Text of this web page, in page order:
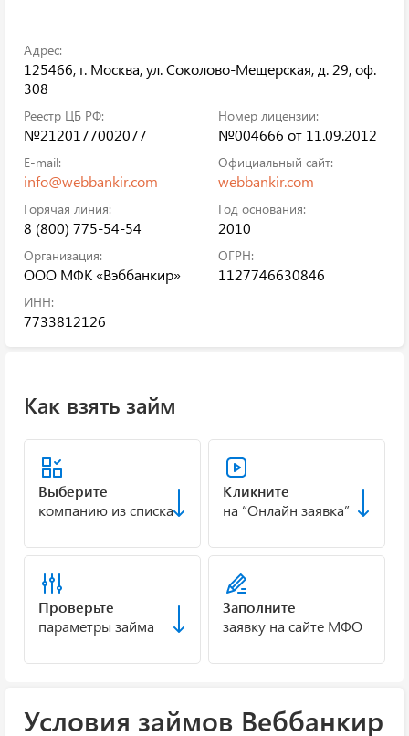
Адрес:
125466, г. Москва, ул. Соколово-Мещерская, д. 29, оф.
308
Реестр ЦБ РФ:
№2120177002077
Номер лицензии:
№004666 от 11.09.2012
E-mail:
info@webbankir.com
Официальный сайт:
webbankir.com
Горячая линия:
8 (800) 775-54-54
Год основания:
2010
Организация:
ООО МФК «Вэббанкир»
ОГРН:
1127746630846
ИНН:
7733812126
Как взять займ
Выберите
компанию из списка
Кликните
на “Онлайн заявка”
Проверьте
параметры займа
Заполните
заявку на сайте МФО
Условия займов Веббанкир